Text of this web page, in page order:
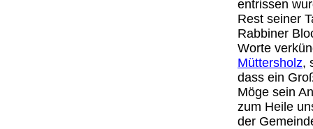
entrissen
Rest seiner
Rabbiner
Worte
Müttersholz,
dass ein
Möge sein
zum Heile
der